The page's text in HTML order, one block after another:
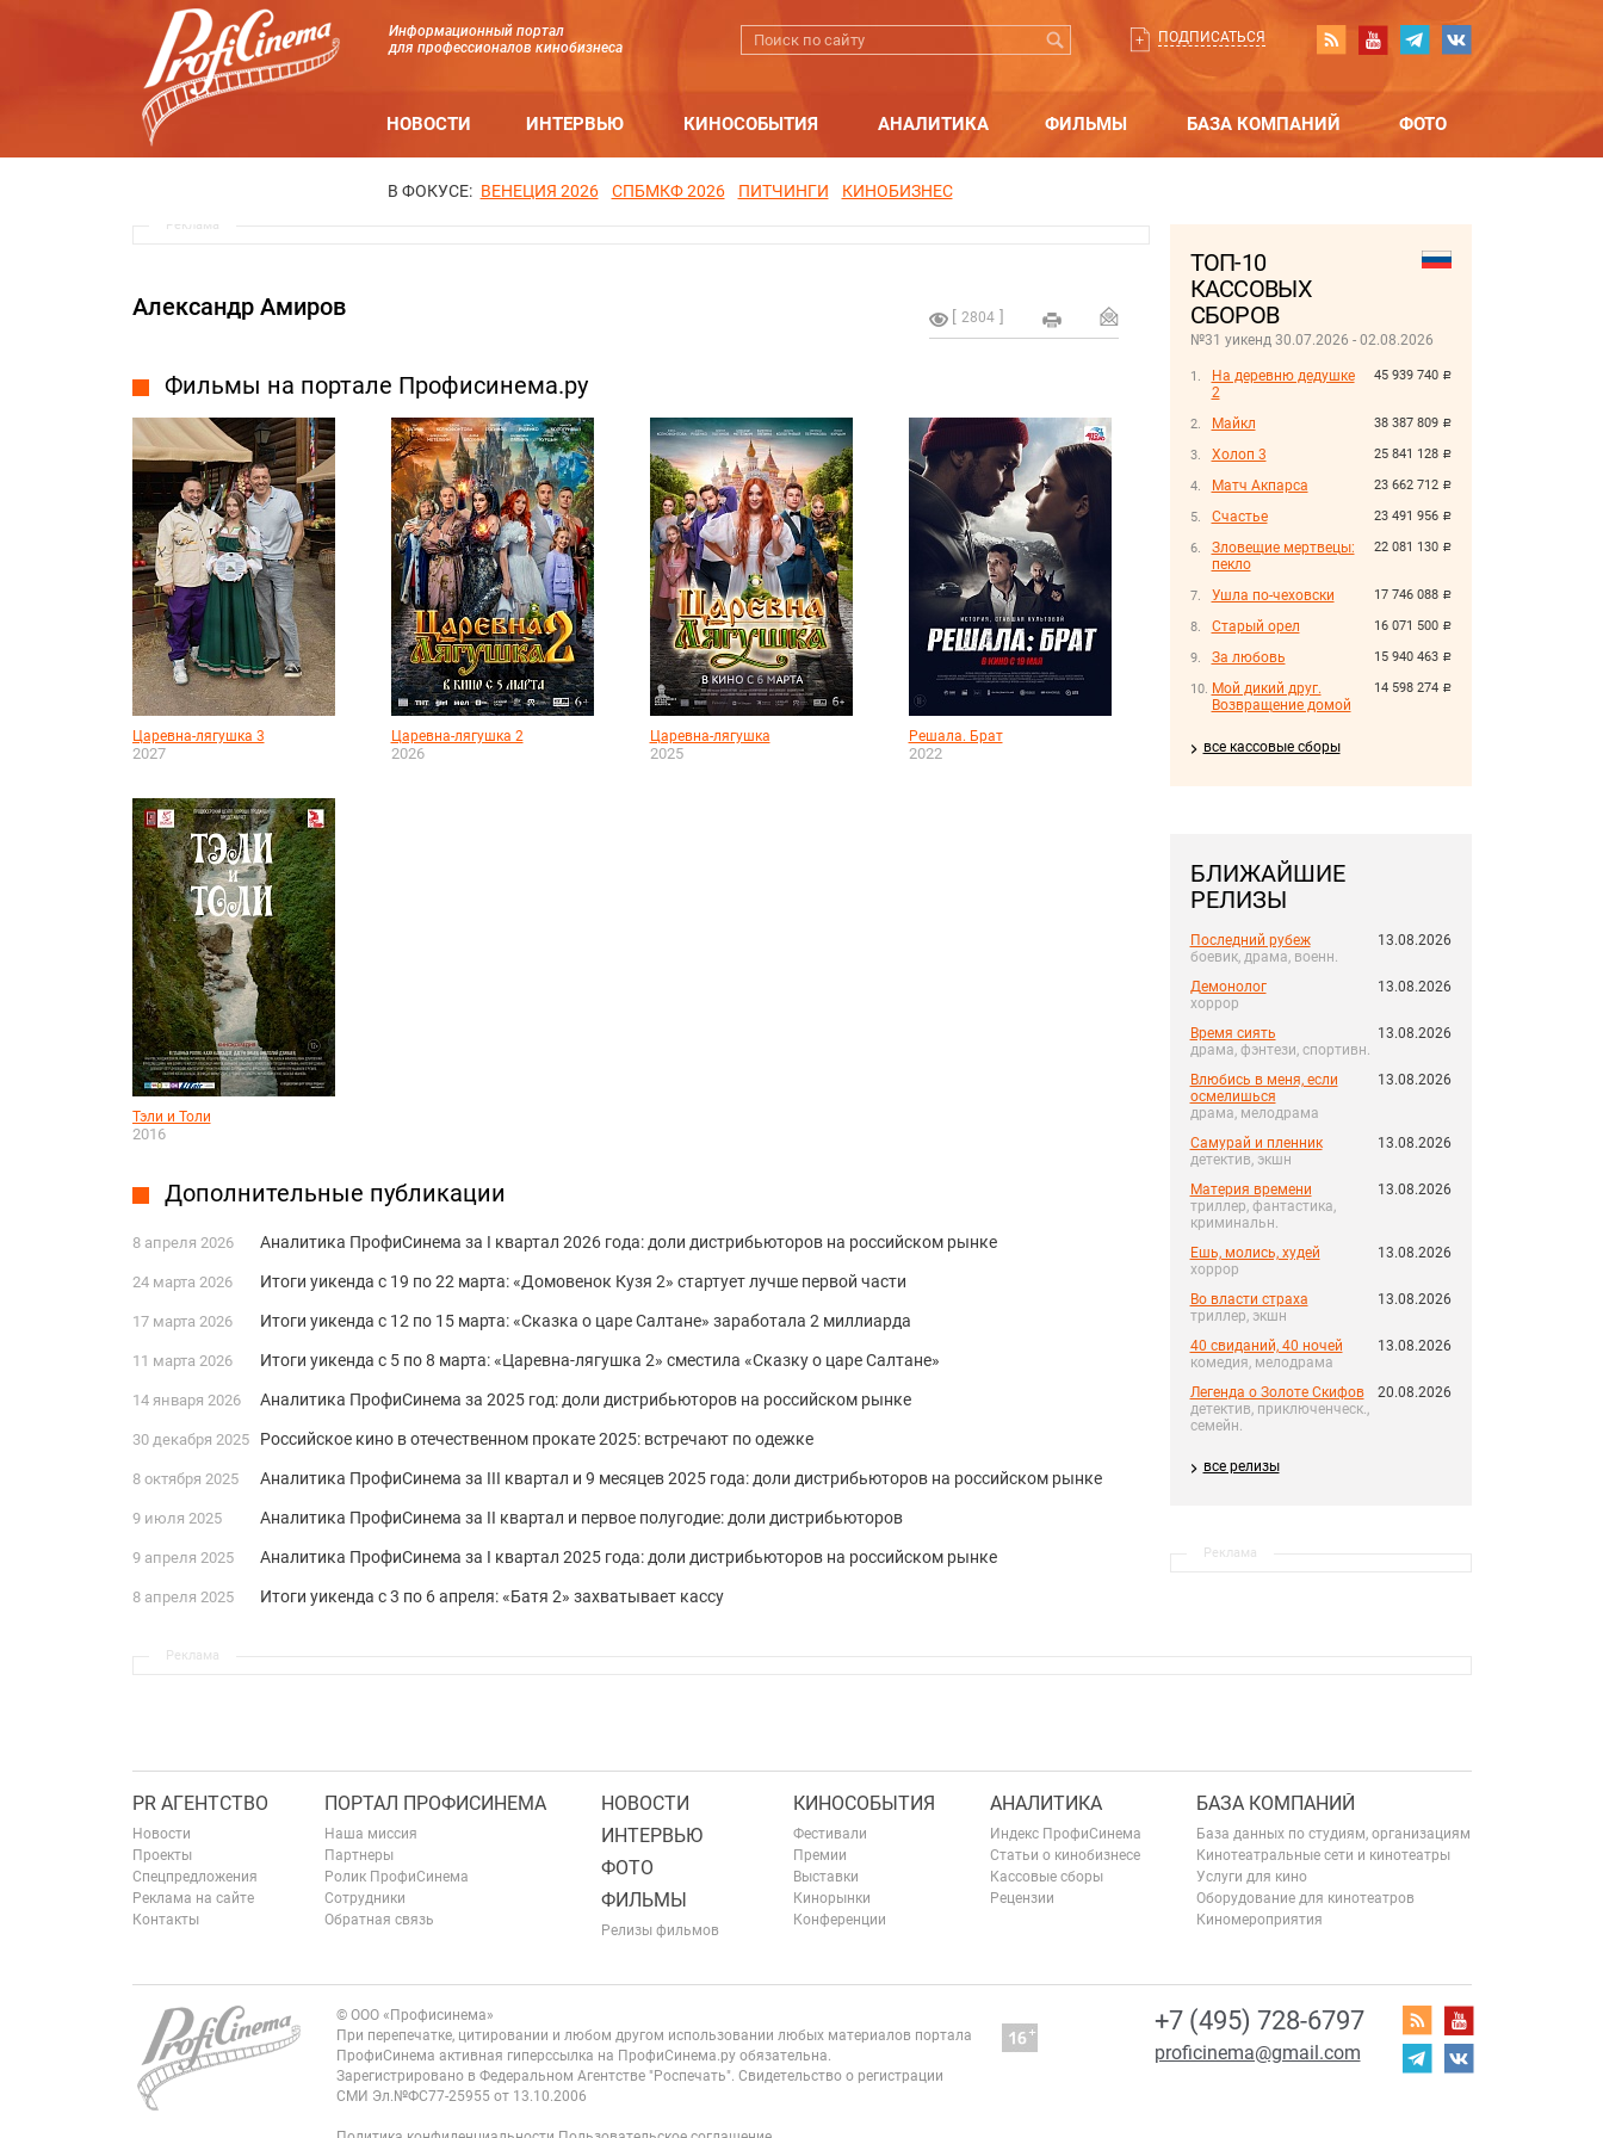
Информационный портал
для профессионалов кинобизнеса
ПОДПИСАТЬСЯ
НОВОСТИ ИНТЕРВЬЮ КИНОСОБЫТИЯ АНАЛИТИКА ФИЛЬМЫ БАЗА КОМПАНИЙ ФОТО
В ФОКУСЕ: ВЕНЕЦИЯ 2026 СПБМКФ 2026 ПИТЧИНГИ КИНОБИЗНЕС
ТОП-10
КАССОВЫХ
СБОРОВ
№31 уикенд 30.07.2026 - 02.08.2026
45 939 740 руб.
На деревню дедушке
2
38 387 809 руб.
Майкл
25 841 128 руб.
Холоп 3
23 662 712 руб.
Матч Акпарса
23 491 956 руб.
Счастье
22 081 130 руб.
Зловещие мертвецы:
пекло
17 746 088 руб.
Ушла по-чеховски
16 071 500 руб.
Старый орел
15 940 463 руб.
За любовь
14 598 274 руб.
Мой дикий друг.
Возвращение домой
все кассовые сборы
БЛИЖАЙШИЕ
РЕЛИЗЫ
Последний рубеж
боевик, драма, военн.
13.08.2026
Демонолог
хоррор
13.08.2026
Время сиять
драма, фэнтези, спортивн.
13.08.2026
Влюбись в меня, если
осмелишься
драма, мелодрама
13.08.2026
Самурай и пленник
детектив, экшн
13.08.2026
Материя времени
триллер, фантастика,
криминальн.
13.08.2026
Ешь, молись, худей
хоррор
13.08.2026
Во власти страха
триллер, экшн
13.08.2026
40 свиданий, 40 ночей
комедия, мелодрама
13.08.2026
Легенда о Золоте Скифов
детектив, приключенческ.,
семейн.
20.08.2026
все релизы
Реклама
Реклама
2804
Александр Амиров
Фильмы на портале Профисинема.ру
Царевна-лягушка 3
2027
Царевна-лягушка 2
2026
Царевна-лягушка
2025
Решала. Брат
2022
Тэли и Толи
2016
Дополнительные публикации
8 апреля 2026 Аналитика ПрофиСинема за I квартал 2026 года: доли дистрибьюторов на российском рынке
24 марта 2026 Итоги уикенда с 19 по 22 марта: «Домовенок Кузя 2» стартует лучше первой части
17 марта 2026 Итоги уикенда с 12 по 15 марта: «Сказка о царе Салтане» заработала 2 миллиарда
11 марта 2026 Итоги уикенда с 5 по 8 марта: «Царевна-лягушка 2» сместила «Сказку о царе Салтане»
14 января 2026 Аналитика ПрофиСинема за 2025 год: доли дистрибьюторов на российском рынке
30 декабря 2025 Российское кино в отечественном прокате 2025: встречают по одежке
8 октября 2025 Аналитика ПрофиСинема за III квартал и 9 месяцев 2025 года: доли дистрибьюторов на российском рынке
9 июля 2025 Аналитика ПрофиСинема за II квартал и первое полугодие: доли дистрибьюторов
9 апреля 2025 Аналитика ПрофиСинема за I квартал 2025 года: доли дистрибьюторов на российском рынке
8 апреля 2025 Итоги уикенда с 3 по 6 апреля: «Батя 2» захватывает кассу
Реклама
PR АГЕНТСТВО
Новости
Проекты
Спецпредложения
Реклама на сайте
Контакты
ПОРТАЛ ПРОФИСИНЕМА
Наша миссия
Партнеры
Ролик ПрофиСинема
Сотрудники
Обратная связь
НОВОСТИ
ИНТЕРВЬЮ
ФОТО
ФИЛЬМЫ
Релизы фильмов
КИНОСОБЫТИЯ
Фестивали
Премии
Выставки
Кинорынки
Конференции
АНАЛИТИКА
Индекс ПрофиСинема
Статьи о кинобизнесе
Кассовые сборы
Рецензии
БАЗА КОМПАНИЙ
База данных по студиям, организациям
Кинотеатральные сети и кинотеатры
Услуги для кино
Оборудование для кинотеатров
Киномероприятия
+7 (495) 728-6797
proficinema@gmail.com
© ООО «Профисинема»
При перепечатке, цитировании и любом другом использовании любых материалов портала
ПрофиСинема активная гиперссылка на ПрофиСинема.ру обязательна.
Зарегистрировано в Федеральном Агентстве "Роспечать". Свидетельство о регистрации
СМИ Эл.№ФС77-25955 от 13.10.2006